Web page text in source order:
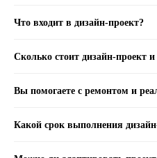
Что входит в дизайн-проект?
Сколько стоит дизайн-проект и
Вы помогаете с ремонтом и
Какой срок выполнения